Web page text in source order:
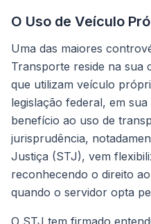
O Uso de Veículo
Uma das maiores
Transporte reside na sua
que utilizam veículo
legislação federal, em
benefício ao uso de
jurisprudência,
Justiça (STJ), vem
reconhecendo o direito
quando o servidor opta